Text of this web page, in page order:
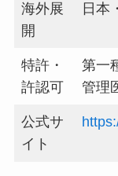
海外展
開
日本
特許・
許認可
第一
管理
公式サ
イト